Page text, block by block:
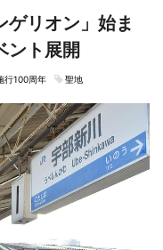
ゲリオン」始ま
ト展開
行100周年 聖地